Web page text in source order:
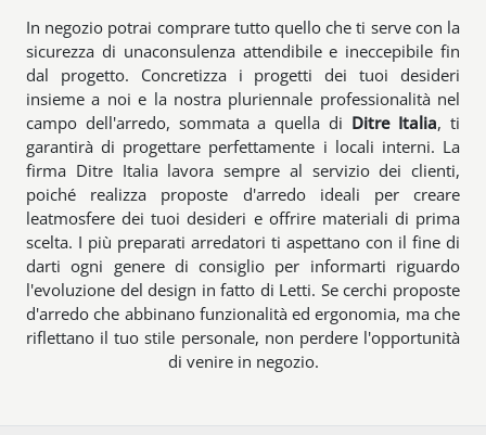
In negozio potrai comprare tutto quello che ti serve con la
sicurezza di unaconsulenza attendibile e ineccepibile fin
dal progetto. Concretizza i progetti dei tuoi desideri
insieme a noi e la nostra pluriennale professionalità nel
campo dell'arredo, sommata a quella di Ditre Italia, ti
garantirà di progettare perfettamente i locali interni. La
firma Ditre Italia lavora sempre al servizio dei clienti,
poiché realizza proposte d'arredo ideali per creare
leatmosfere dei tuoi desideri e offrire materiali di prima
scelta. I più preparati arredatori ti aspettano con il fine di
darti ogni genere di consiglio per informarti riguardo
l'evoluzione del design in fatto di Letti. Se cerchi proposte
d'arredo che abbinano funzionalità ed ergonomia, ma che
riflettano il tuo stile personale, non perdere l'opportunità
di venire in negozio.